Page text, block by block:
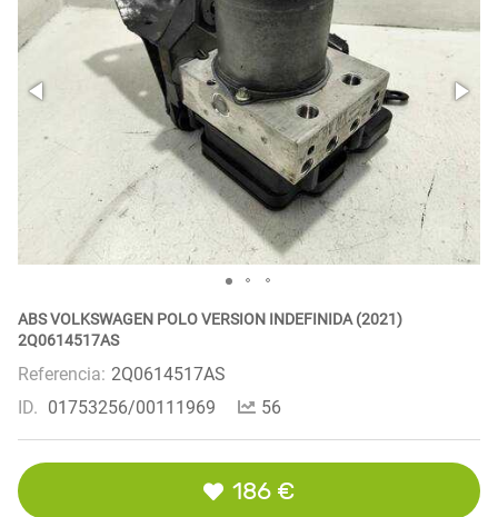
ABS VOLKSWAGEN POLO VERSION INDEFINIDA (2021)
2Q0614517AS
Referencia: 2Q0614517AS
ID. 01753256/00111969 56
186 €